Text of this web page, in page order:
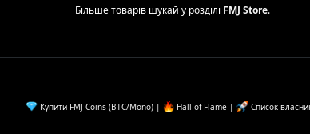
Більше товарів шукай у розділі FMJ Store.
Купити FMJ Coins (BTC/Mono)| Hall of Flame | Список